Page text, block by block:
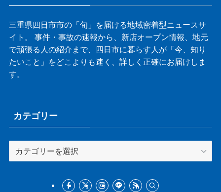
三重県四日市市の「旬」を届ける地域密着型ニュースサ
イト。 事件・事故の速報から、新店オープン情報、地元
で頑張る人の紹介まで、四日市に暮らす人が「今、知り
たいこと」をどこよりも速く、詳しく正確にお届けしま
す。
カテゴリー
テ